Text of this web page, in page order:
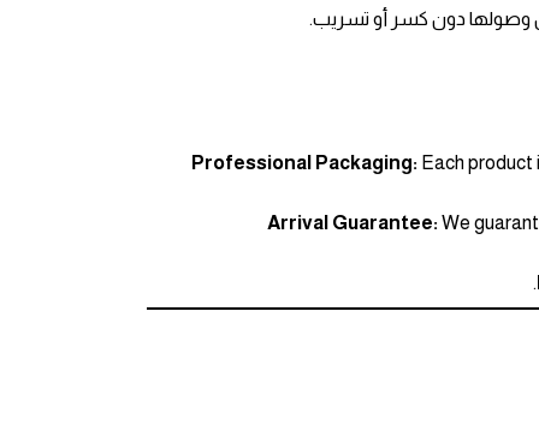
وصولها دون كسر أو تسريب.
Professional Packaging: Each
Arrival Guarantee: We